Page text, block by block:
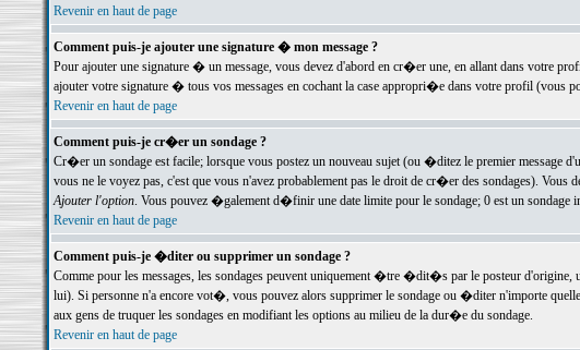
Revenir en haut de page
Comment puis-je ajouter une signature � mon message ?
Pour ajouter une signature � un message, vous devez d'abord en cr�er une, en allant dans votre
ajouter votre signature � tous vos messages en cochant la case appropri�e dans votre profil (vous
Revenir en haut de page
Comment puis-je cr�er un sondage ?
Cr�er un sondage est facile; lorsque vous postez un nouveau sujet (ou �ditez le premier message
vous ne le voyez pas, c'est que vous n'avez probablement pas le droit de cr�er des sondages).
Ajouter l'option. Vous pouvez �galement d�finir une date limite pour le sondage; 0 est un
Revenir en haut de page
Comment puis-je �diter ou supprimer un sondage ?
Comme pour les messages, les sondages peuvent uniquement �tre �dit�s par le posteur
lui). Si personne n'a encore vot�, vous pouvez alors supprimer le sondage ou �diter n'importe
aux gens de truquer les sondages en modifiant les options au milieu de la dur�e du sondage.
Revenir en haut de page